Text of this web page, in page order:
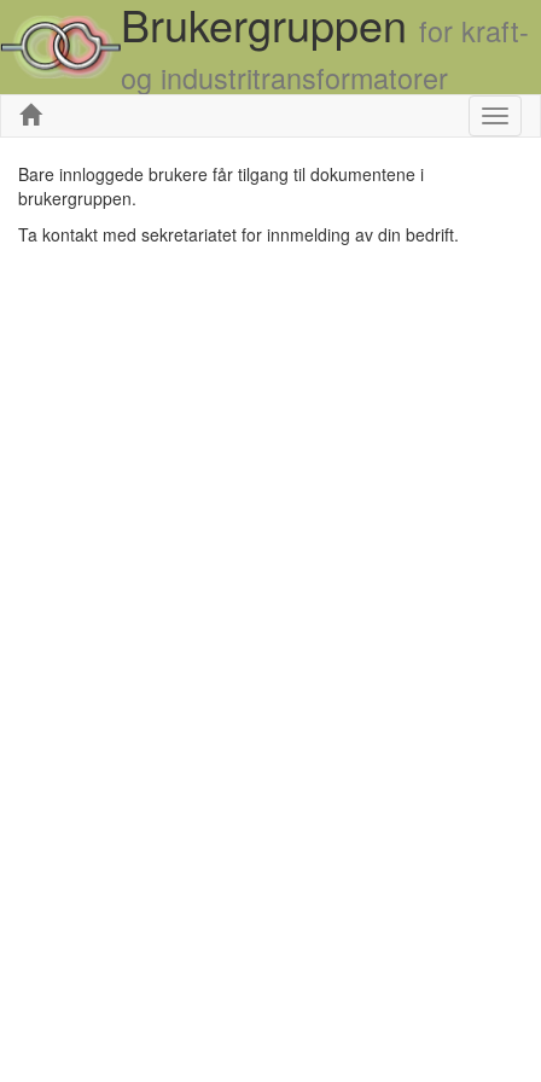
Brukergruppen for kraft-
og industritransformatorer
Skjul
Bare innloggede brukere får tilgang til dokumentene i
brukergruppen.
Ta kontakt med sekretariatet for innmelding av din bedrift.